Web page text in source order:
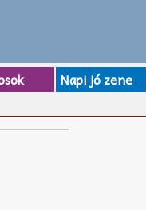
Napi jó zene